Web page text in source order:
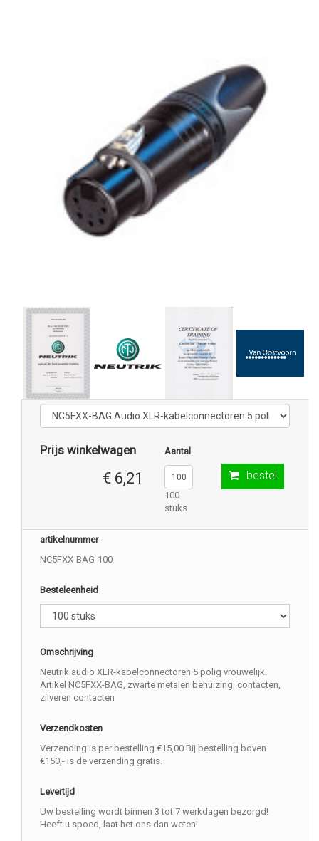
Prijs winkelwagen
€ 6,21
Aantal
100
stuks
bestel
artikelnummer
NC5FXX-BAG-100
Besteleenheid
Omschrijving
Neutrik audio XLR-kabelconnectoren 5 polig vrouwelijk.
Artikel NC5FXX-BAG, zwarte metalen behuizing, contacten,
zilveren contacten
Verzendkosten
Verzending is per bestelling €15,00 Bij bestelling boven
€150,- is de verzending gratis.
Levertijd
Uw bestelling wordt binnen 3 tot 7 werkdagen bezorgd!
Heeft u spoed, laat het ons dan weten!